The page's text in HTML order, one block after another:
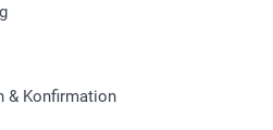
& Konfirmation